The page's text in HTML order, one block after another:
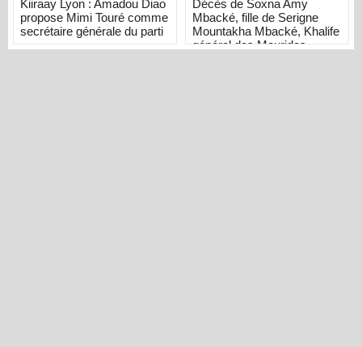
Kiiraay Lyon : Amadou Diao
propose Mimi Touré comme
secrétaire générale du parti
Décès de Soxna Amy
Mbacké, fille de Serigne
Mountakha Mbacké, Khalife
général des Mourides